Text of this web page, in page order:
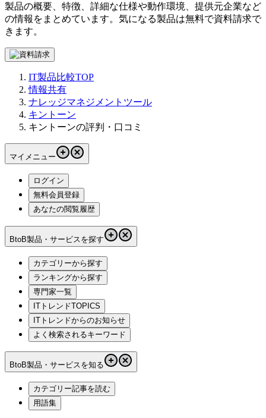
製品の概要、特徴、詳細な仕様や動作環境、提供元企業など
の情報をまとめています。気になる製品は無料で資料請求で
きます。
IT製品比較TOP
情報共有
ナレッジマネジメントツール
キントーン
キントーンの評判・口コミ
マイメニュー
ログイン
無料会員登録
あなたの閲覧履歴
BtoB製品・サービスを探す
カテゴリーから探す
ランキングから探す
専門家一覧
ITトレンドTOPICS
ITトレンドからのお知らせ
よく検索されるキーワード
BtoB製品・サービスを知る
カテゴリー記事を読む
用語集